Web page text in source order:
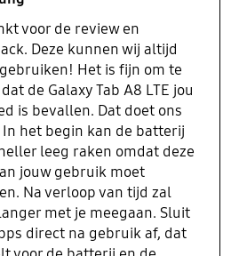
voor de review en
Deze kunnen wij altijd
Het is fijn om te
de Galaxy Tab A8 LTE jou
is bevallen. Dat doet ons
In het begin kan de batterij
leeg raken omdat deze
jouw gebruik moet
Na verloop van tijd zal
met je meegaan. Sluit
direct na gebruik af, dat